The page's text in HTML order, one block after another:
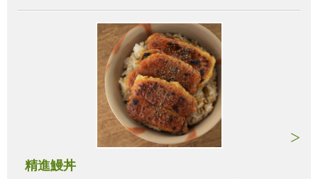
精進鰻丼